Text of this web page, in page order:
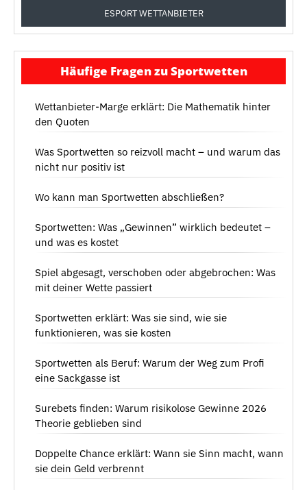
ESPORT WETTANBIETER
Häufige Fragen zu Sportwetten
Wettanbieter-Marge erklärt: Die Mathematik hinter
den Quoten
Was Sportwetten so reizvoll macht – und warum das
nicht nur positiv ist
Wo kann man Sportwetten abschließen?
Sportwetten: Was „Gewinnen” wirklich bedeutet –
und was es kostet
Spiel abgesagt, verschoben oder abgebrochen: Was
mit deiner Wette passiert
Sportwetten erklärt: Was sie sind, wie sie
funktionieren, was sie kosten
Sportwetten als Beruf: Warum der Weg zum Profi
eine Sackgasse ist
Surebets finden: Warum risikolose Gewinne 2026
Theorie geblieben sind
Doppelte Chance erklärt: Wann sie Sinn macht, wann
sie dein Geld verbrennt